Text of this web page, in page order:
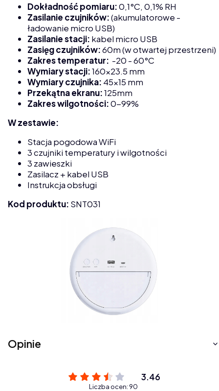
Dokładność pomiaru:0,1°C, 0,1% RH
Zasilanie czujników:(akumulatorowe -
ładowanie micro USB)
Zasilanie stacji: kabel micro USB
Zasięg czujników:60m (w otwartej przestrzeni)
Zakres temperatur: -20 - 60°C
Wymiary stacji:160x23.5 mm
Wymiary czujnika: 45x15 mm
Przekątna ekranu:125mm
Zakres wilgotności:0-99%
W zestawie:
Stacja pogodowa WiFi
3 czujniki temperatury i wilgotności
3 zawieszki
Zasilacz + kabel USB
Instrukcja obsługi
Kod produktu: SNT031
Opinie
3.46
Liczba ocen: 90